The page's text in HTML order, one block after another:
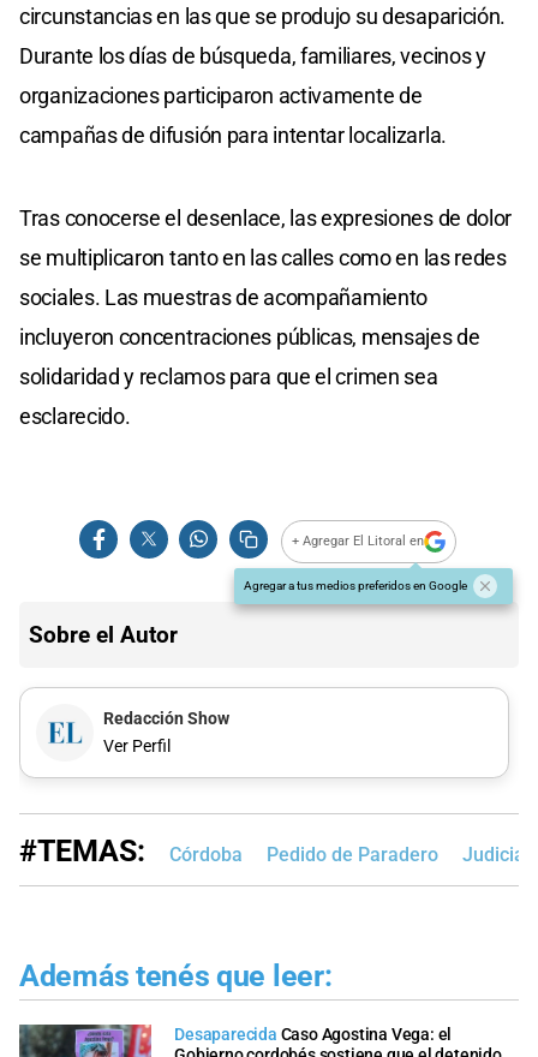
circunstancias en las que se produjo su desaparición.
Durante los días de búsqueda, familiares, vecinos y
organizaciones participaron activamente de
campañas de difusión para intentar localizarla.
Tras conocerse el desenlace, las expresiones de dolor
se multiplicaron tanto en las calles como en las redes
sociales. Las muestras de acompañamiento
incluyeron concentraciones públicas, mensajes de
solidaridad y reclamos para que el crimen sea
esclarecido.
+ Agregar El Litoral en
Agregar a tus medios preferidos en Google
Sobre el Autor
Redacción Show
Ver Perfil
#TEMAS: Córdoba Pedido de Paradero
Además tenés que leer:
Desaparecida Caso Agostina Vega: el